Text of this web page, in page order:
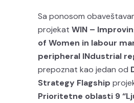
Sa ponosom
projekat WIN –
of Women in labour
peripheral INdustrial
prepoznat kao jedan od
Strategy Flagship
Prioritetne oblasti 9